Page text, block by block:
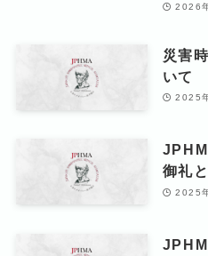
2026
災害
いて
2025
御礼
2025